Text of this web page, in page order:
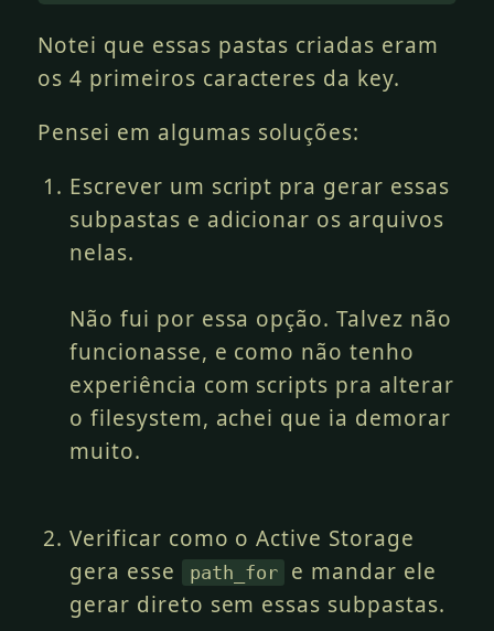
Notei que essas pastas criadas eram
os 4 primeiros caracteres da key.
Pensei em algumas soluções:
Escrever um script pra gerar essas
subpastas e adicionar os arquivos
nelas.
Não fui por essa opção. Talvez não
funcionasse, e como não tenho
experiência com scripts pra alterar
o filesystem, achei que ia demorar
muito.
Verificar como o Active Storage
gera esse
path_for
e mandar ele
gerar direto sem essas subpastas.